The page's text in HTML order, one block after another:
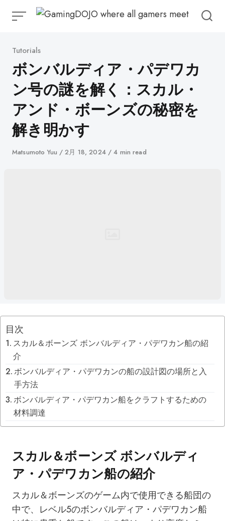
カ
テ
ゴ
リ
ー
Tutorials
ボンバルディア・パデワカ
ン号の謎を解く：スカル・
アンド・ボーンズの秘密を
解き明かす
著
Matsumoto Yuu
に
2月 18, 2024 4 min read
目次
スカル＆ボーンズ ボンバルディア・パデワカン船の紹
介
ボンバルディア・パデワカンの船の設計図の場所と入
手方法
ボンバルディア・パデワカン船をクラフトするための
材料調達
スカル＆ボーンズ ボンバルディ
ア・パデワカン船の紹介
スカル＆ボーンズのゲーム内で使用できる船団の
中で、レベル5のボンバルディア・パデワカン船